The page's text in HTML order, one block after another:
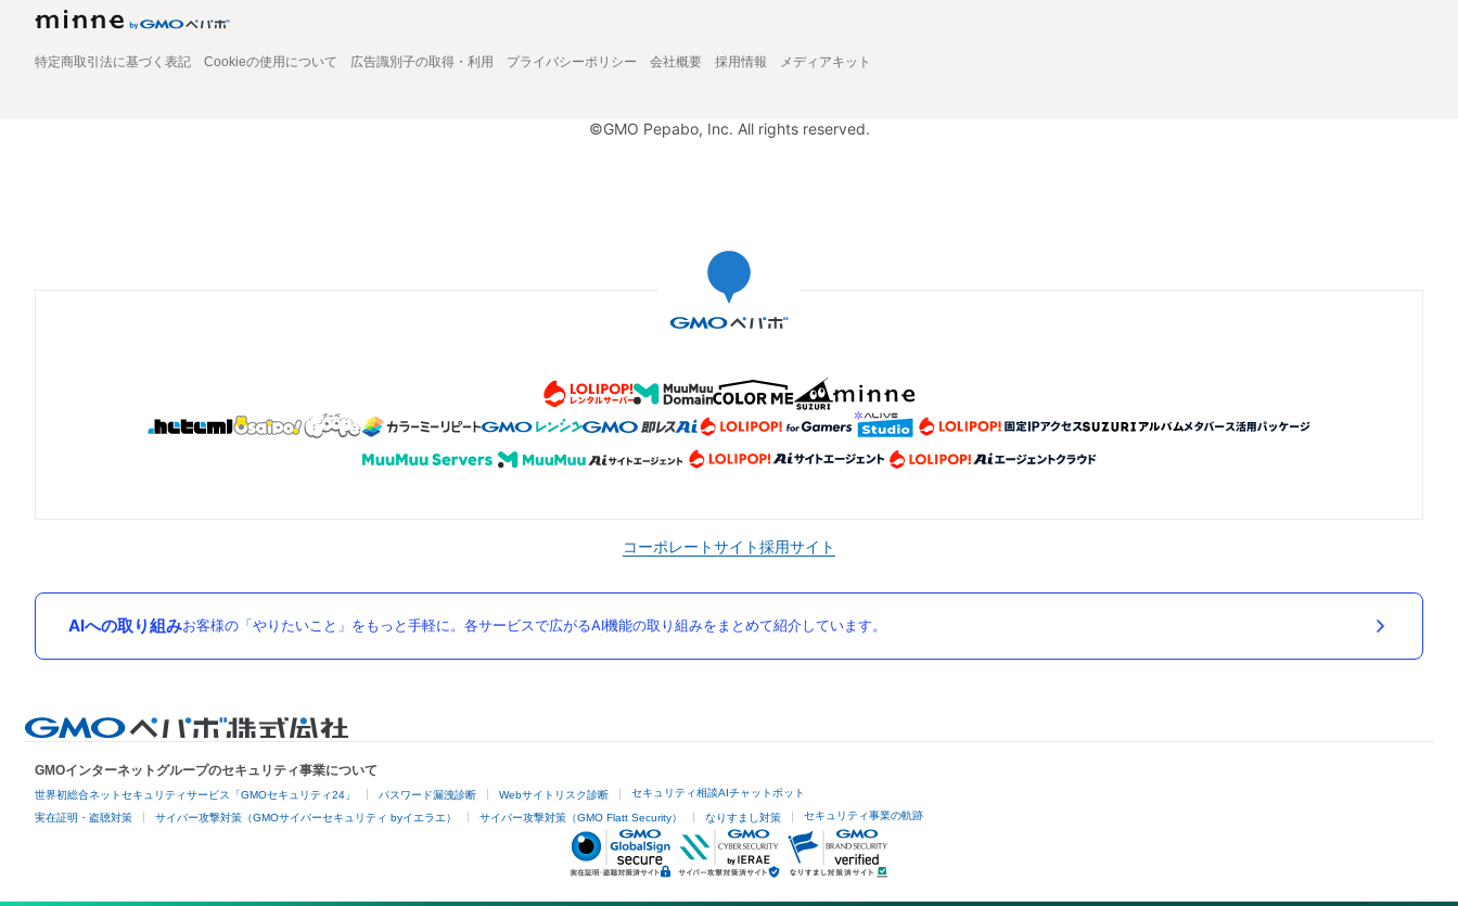
特定商取引法に基づく表記 Cookieの使用について 広告識別子の取得・利用 プライバシーポリシー 会社概要 採用情報 メディアキット
©GMO Pepabo, Inc. All rights reserved.
コーポレートサイト採用サイト
AIへの取り組みお客様の「やりたいこと」をもっと手軽に。各サービスで広がるAI機能の取り組みをまとめて紹介しています。
GMOインターネットグループのセキュリティ事業について
世界初総合ネットセキュリティサービス「GMOセキュリティ24」 パスワード漏洩診断 Webサイトリスク診断 セキュリティ相談AIチャットボット
実在証明・盗聴対策 サイバー攻撃対策（GMOサイバーセキュリティ byイエラエ） サイバー攻撃対策（GMO Flatt Security） なりすまし対策 セキュリティ事業の軌跡